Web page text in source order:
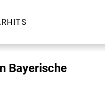
Bayerische